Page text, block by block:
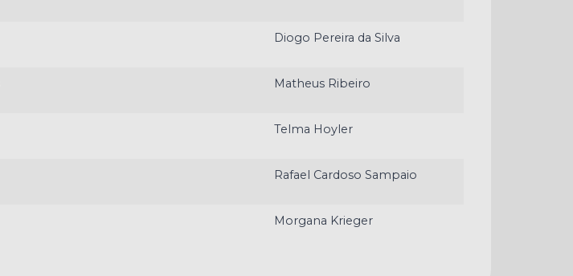
Diogo Pereira da Silva
Matheus Ribeiro
Telma Hoyler
Rafael Cardoso Sampaio
Morgana Krieger